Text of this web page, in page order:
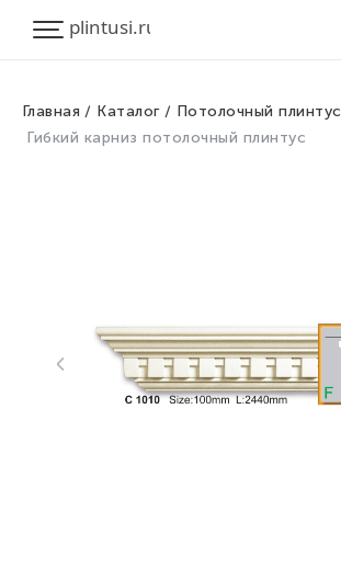
Корзина
Главная Каталог
Потолочный плинтус
Гибкий карниз потолочный плинтус